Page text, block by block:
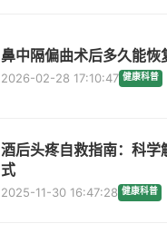
鼻中隔偏曲术后多久能恢
2026-02-28 17:10:47 健康科普
酒后头疼自救指南：科学
式
2025-11-30 16:47:28 健康科普